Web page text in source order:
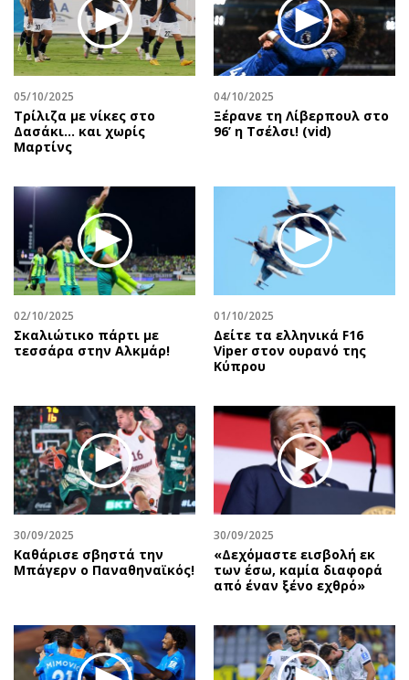
05/10/2025
Τρίλιζα με νίκες στο
Δασάκι… και χωρίς
Μαρτίνς
04/10/2025
Ξέρανε τη Λίβερπουλ στο
96’ η Τσέλσι! (vid)
02/10/2025
Σκαλιώτικο πάρτι με
τεσσάρα στην Αλκμάρ!
01/10/2025
Δείτε τα ελληνικά F16
Viper στον ουρανό της
Κύπρου
30/09/2025
Καθάρισε σβηστά την
Μπάγερν ο Παναθηναϊκός!
30/09/2025
«Δεχόμαστε εισβολή εκ
των έσω, καμία διαφορά
από έναν ξένο εχθρό»